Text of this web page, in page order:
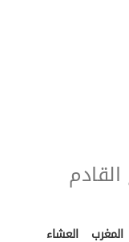
المغرب العشاء